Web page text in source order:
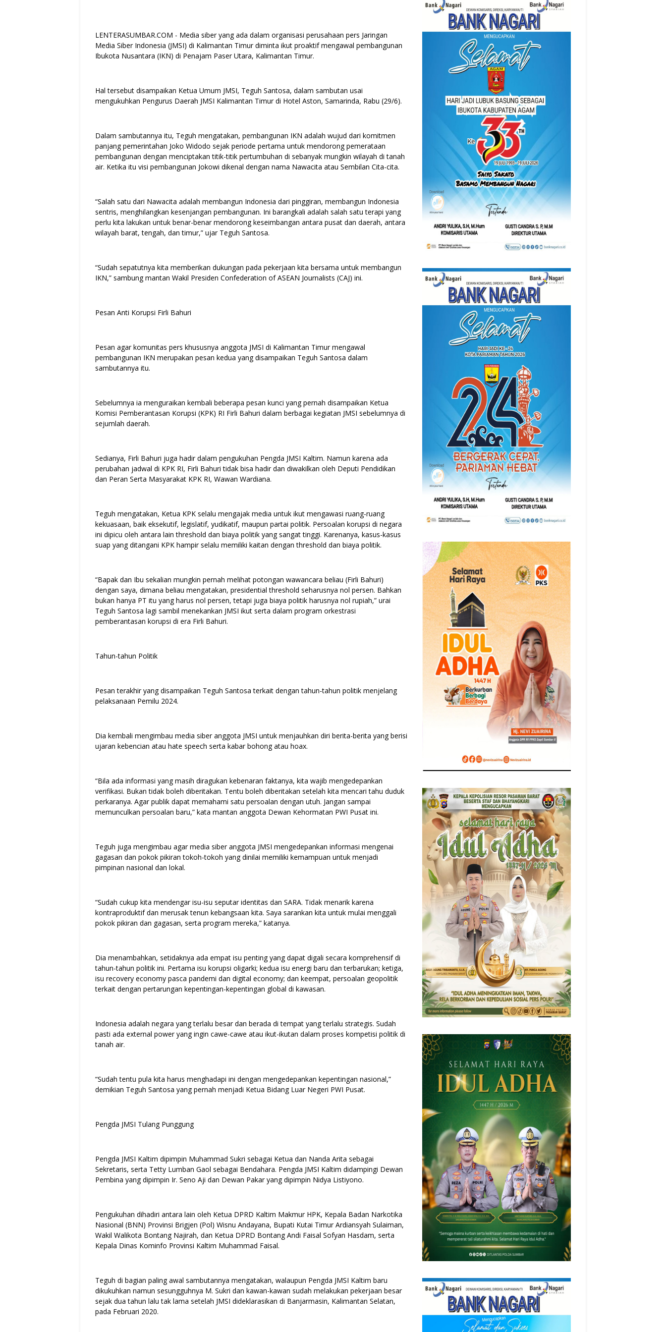
LENTERASUMBAR.COM - Media siber yang ada dalam organisasi perusahaan pers Jaringan
Media Siber Indonesia (JMSI) di Kalimantan Timur diminta ikut proaktif mengawal pembangunan
Ibukota Nusantara (IKN) di Penajam Paser Utara, Kalimantan Timur.
Hal tersebut disampaikan Ketua Umum JMSI, Teguh Santosa, dalam sambutan usai
mengukuhkan Pengurus Daerah JMSI Kalimantan Timur di Hotel Aston, Samarinda, Rabu (29/6).
Dalam sambutannya itu, Teguh mengatakan, pembangunan IKN adalah wujud dari komitmen
panjang pemerintahan Joko Widodo sejak periode pertama untuk mendorong pemerataan
pembangunan dengan menciptakan titik-titik pertumbuhan di sebanyak mungkin wilayah di tanah
air. Ketika itu visi pembangunan Jokowi dikenal dengan nama Nawacita atau Sembilan Cita-cita.
“Salah satu dari Nawacita adalah membangun Indonesia dari pinggiran, membangun Indonesia
sentris, menghilangkan kesenjangan pembangunan. Ini barangkali adalah salah satu terapi yang
perlu kita lakukan untuk benar-benar mendorong keseimbangan antara pusat dan daerah, antara
wilayah barat, tengah, dan timur,” ujar Teguh Santosa.
“Sudah sepatutnya kita memberikan dukungan pada pekerjaan kita bersama untuk membangun
IKN,” sambung mantan Wakil Presiden Confederation of ASEAN Journalists (CAJ) ini.
Pesan Anti Korupsi Firli Bahuri
Pesan agar komunitas pers khususnya anggota JMSI di Kalimantan Timur mengawal
pembangunan IKN merupakan pesan kedua yang disampaikan Teguh Santosa dalam
sambutannya itu.
Sebelumnya ia menguraikan kembali beberapa pesan kunci yang pernah disampaikan Ketua
Komisi Pemberantasan Korupsi (KPK) RI Firli Bahuri dalam berbagai kegiatan JMSI sebelumnya di
sejumlah daerah.
Sedianya, Firli Bahuri juga hadir dalam pengukuhan Pengda JMSI Kaltim. Namun karena ada
perubahan jadwal di KPK RI, Firli Bahuri tidak bisa hadir dan diwakilkan oleh Deputi Pendidikan
dan Peran Serta Masyarakat KPK RI, Wawan Wardiana.
Teguh mengatakan, Ketua KPK selalu mengajak media untuk ikut mengawasi ruang-ruang
kekuasaan, baik eksekutif, legislatif, yudikatif, maupun partai politik. Persoalan korupsi di negara
ini dipicu oleh antara lain threshold dan biaya politik yang sangat tinggi. Karenanya, kasus-kasus
suap yang ditangani KPK hampir selalu memiliki kaitan dengan threshold dan biaya politik.
“Bapak dan Ibu sekalian mungkin pernah melihat potongan wawancara beliau (Firli Bahuri)
dengan saya, dimana beliau mengatakan, presidential threshold seharusnya nol persen. Bahkan
bukan hanya PT itu yang harus nol persen, tetapi juga biaya politik harusnya nol rupiah,” urai
Teguh Santosa lagi sambil menekankan JMSI ikut serta dalam program orkestrasi
pemberantasan korupsi di era Firli Bahuri.
Tahun-tahun Politik
Pesan terakhir yang disampaikan Teguh Santosa terkait dengan tahun-tahun politik menjelang
pelaksanaan Pemilu 2024.
Dia kembali mengimbau media siber anggota JMSI untuk menjauhkan diri berita-berita yang berisi
ujaran kebencian atau hate speech serta kabar bohong atau hoax.
“Bila ada informasi yang masih diragukan kebenaran faktanya, kita wajib mengedepankan
verifikasi. Bukan tidak boleh diberitakan. Tentu boleh diberitakan setelah kita mencari tahu duduk
perkaranya. Agar publik dapat memahami satu persoalan dengan utuh. Jangan sampai
memunculkan persoalan baru,” kata mantan anggota Dewan Kehormatan PWI Pusat ini.
Teguh juga mengimbau agar media siber anggota JMSI mengedepankan informasi mengenai
gagasan dan pokok pikiran tokoh-tokoh yang dinilai memiliki kemampuan untuk menjadi
pimpinan nasional dan lokal.
“Sudah cukup kita mendengar isu-isu seputar identitas dan SARA. Tidak menarik karena
kontraproduktif dan merusak tenun kebangsaan kita. Saya sarankan kita untuk mulai menggali
pokok pikiran dan gagasan, serta program mereka,” katanya.
Dia menambahkan, setidaknya ada empat isu penting yang dapat digali secara komprehensif di
tahun-tahun politik ini. Pertama isu korupsi oligarki; kedua isu energi baru dan terbarukan; ketiga,
isu recovery economy pasca pandemi dan digital economy; dan keempat, persoalan geopolitik
terkait dengan pertarungan kepentingan-kepentingan global di kawasan.
Indonesia adalah negara yang terlalu besar dan berada di tempat yang terlalu strategis. Sudah
pasti ada external power yang ingin cawe-cawe atau ikut-ikutan dalam proses kompetisi politik di
tanah air.
“Sudah tentu pula kita harus menghadapi ini dengan mengedepankan kepentingan nasional,”
demikian Teguh Santosa yang pernah menjadi Ketua Bidang Luar Negeri PWI Pusat.
Pengda JMSI Tulang Punggung
Pengda JMSI Kaltim dipimpin Muhammad Sukri sebagai Ketua dan Nanda Arita sebagai
Sekretaris, serta Tetty Lumban Gaol sebagai Bendahara. Pengda JMSI Kaltim didampingi Dewan
Pembina yang dipimpin Ir. Seno Aji dan Dewan Pakar yang dipimpin Nidya Listiyono.
Pengukuhan dihadiri antara lain oleh Ketua DPRD Kaltim Makmur HPK, Kepala Badan Narkotika
Nasional (BNN) Provinsi Brigjen (Pol) Wisnu Andayana, Bupati Kutai Timur Ardiansyah Sulaiman,
Wakil Walikota Bontang Najirah, dan Ketua DPRD Bontang Andi Faisal Sofyan Hasdam, serta
Kepala Dinas Kominfo Provinsi Kaltim Muhammad Faisal.
Teguh di bagian paling awal sambutannya mengatakan, walaupun Pengda JMSI Kaltim baru
dikukuhkan namun sesungguhnya M. Sukri dan kawan-kawan sudah melakukan pekerjaan besar
sejak dua tahun lalu tak lama setelah JMSI dideklarasikan di Banjarmasin, Kalimantan Selatan,
pada Februari 2020.